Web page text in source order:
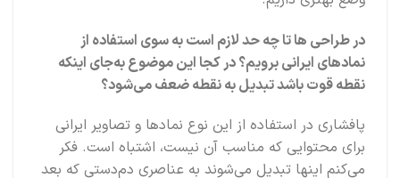
در طراحی ها تا چه حد لازم است به سوی استفاده از
نمادهای ایرانی برویم؟ در کجا این موضوع به‌جای اینکه
نقطه قوت باشد تبدیل به نقطه ضعف می‌شود؟
پافشاری در استفاده از این‌ نوع نمادها و تصاویر ایرانی
برای محتوایی که مناسب آن نیست، اشتباه است. فکر
می‌کنم اینها تبدیل می‌شوند به عناصری دم‌دستی که بعد